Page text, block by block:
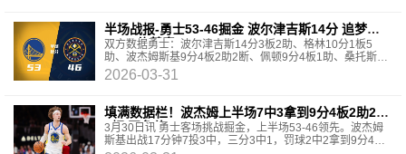
半场战报-勇士53-46掘金 波尔津吉斯14分 追梦
10+5 约基奇13+7
双方数据勇士：波尔津吉斯14分3板2助、格林10分1板5
助、波杰姆斯基9分4板2助2断、佩顿9分4板1助、桑托斯7
分3板1助、斯潘塞4分3板6助、威廉姆斯2板、波斯特2
2026-03-31
填满数据栏！波杰姆上半场7中3拿到9分4板2助2断
1帽 正负值+13
3月30日讯 勇士客场挑战掘金，上半场53-46领先。波杰姆
斯基出战17分钟7投3中，三分3中1，罚球2中2拿到9分4篮